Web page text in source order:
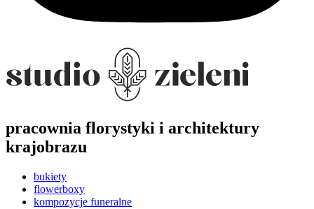
pracownia florystyki i architektury
krajobrazu
bukiety
flowerboxy
kompozycje funeralne